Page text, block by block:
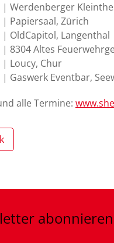
| Werdenberger
| Papiersaal, Zürich
| OldCapitol, Langenthal
| 8304 Altes
| Loucy, Chur
| Gaswerk Eventbar,
alle Termine:
abonnieren